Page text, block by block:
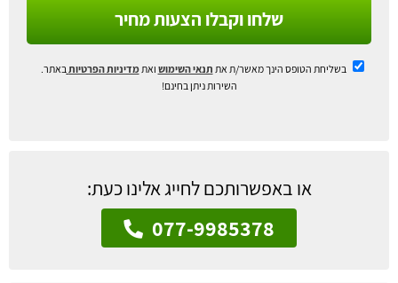
שלחו וקבלו הצעות מחיר
בשליחת הטופס הינך מאשר/ת את תנאי השימוש ואתמדיניות הפרטיותבאתר.
השירות ניתן בחינם!
או באפשרותכם לחייג אלינו כעת:
077-9985378